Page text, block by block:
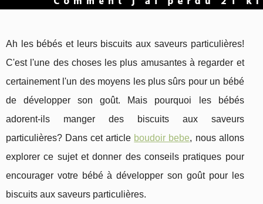
Ah les bébés et leurs biscuits aux saveurs particulières!
C'est l'une des choses les plus amusantes à regarder et
certainement l'un des moyens les plus sûrs pour un bébé
de développer son goût. Mais pourquoi les bébés
adorent-ils manger des biscuits aux saveurs
particulières? Dans cet article boudoir bebe, nous allons
explorer ce sujet et donner des conseils pratiques pour
encourager votre bébé à développer son goût pour les
biscuits aux saveurs particulières.